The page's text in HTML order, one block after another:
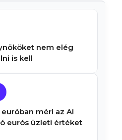
nem elég
is kell
méri az AI
eurós üzleti értéket